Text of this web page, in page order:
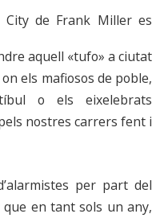
de Frank Miller es
aquell «tufo» a ciutat
els mafiosos de poble,
o els eixelebrats
nostres carrers fent i
per part del
en tant sols un any,